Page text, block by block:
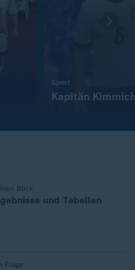
Sport
Kapitän
Blick
und Tabellen
Folge